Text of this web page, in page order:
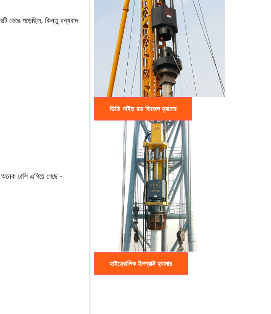
ভেঙে পড়েছিল, কিন্তু ধন্যবাদ
বেশি এগিয়ে গেছে -
ডিডি গাইড রড ডিজেল হ্যামার
হাইড্রোলিক ইমপ্যাক্ট হ্যামার